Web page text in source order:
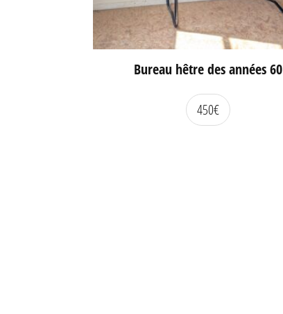
Bureau hêtre des années 60
450€